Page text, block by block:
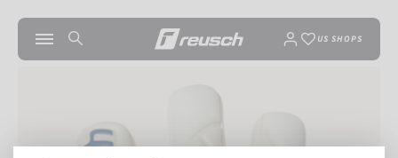
US SHOPS